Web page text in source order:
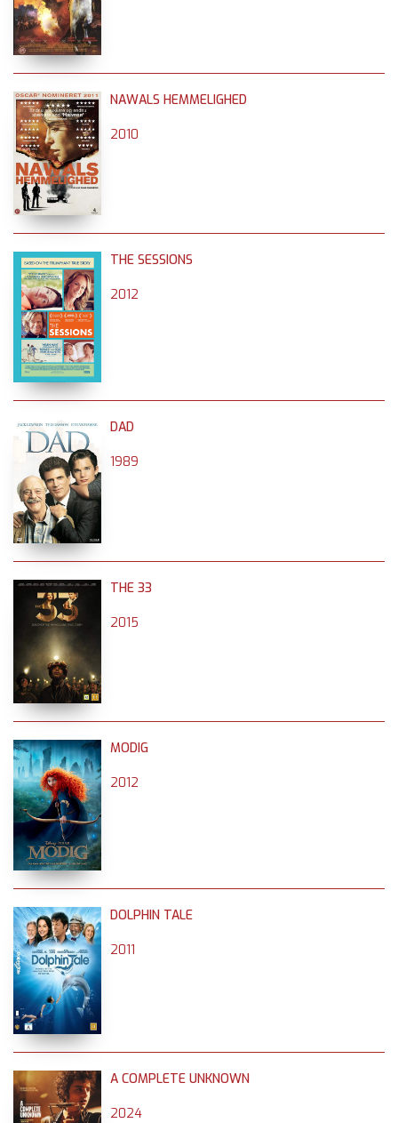
NAWALS HEMMELIGHED
2010
THE SESSIONS
2012
DAD
1989
THE 33
2015
MODIG
2012
DOLPHIN TALE
2011
A COMPLETE UNKNOWN
2024